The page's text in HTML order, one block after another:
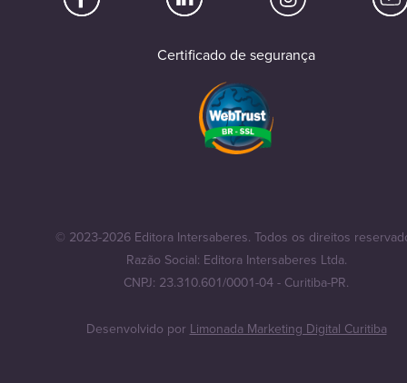
Certificado de segurança
© 2023-2026 Editora Intersaberes. Todos os direitos
Razão Social: Editora Intersaberes Ltda.
CNPJ: 23.310.601/0001-04 - Curitiba-PR.
Desenvolvido por Limonada Marketing Digital Curitiba